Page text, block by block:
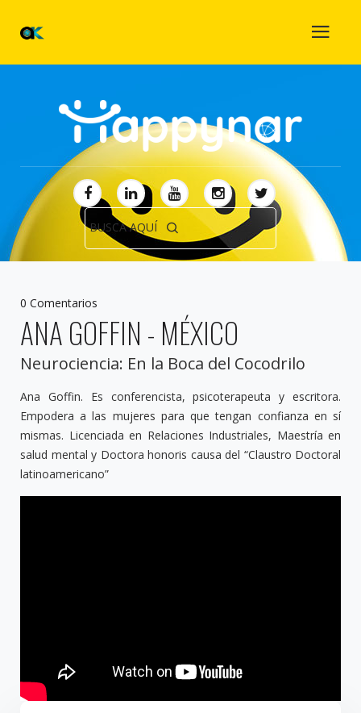
BUSCA AQUÍ
0 Comentarios
ANA GOFFIN - MÉXICO
Neurociencia: En la Boca del Cocodrilo
Ana Goffin. Es conferencista, psicoterapeuta y escritora.
Empodera a las mujeres para que tengan confianza en sí
mismas. Licenciada en Relaciones Industriales, Maestría en
salud mental y Doctora honoris causa del “Claustro Doctoral
latinoamericano”